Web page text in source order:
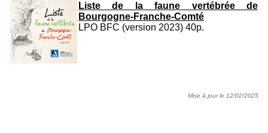
Liste de la faune vertébrée de
Bourgogne-Franche-Comté
LPO BFC (version 2023) 40p.
Mise à jour le 12/02/2025